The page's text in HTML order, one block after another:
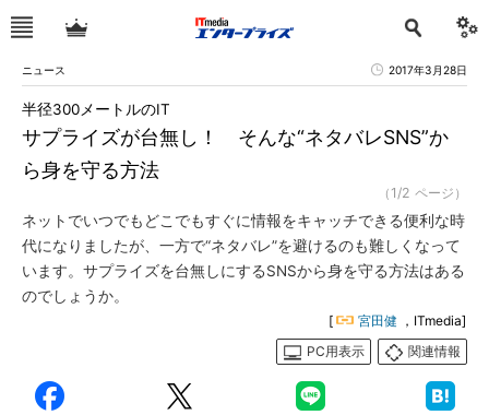
ニュース 2017年3月28日
サプライズが台無し！ そんな“ネタバレSNS”か
ら身を守る方法
半径300メートルのIT
（1/2 ページ）
ネットでいつでもどこでもすぐに情報をキャッチできる便利な時
代になりましたが、一方で“ネタバレ”を避けるのも難しくなって
います。サプライズを台無しにするSNSから身を守る方法はある
のでしょうか。
[ 宮田健 ，ITmedia]
PC用表示
関連情報